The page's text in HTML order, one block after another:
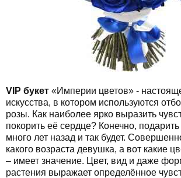
VIP букет «Империи цветов» -
искусства, в котором используются
розы. Как наиболее ярко выразить
покорить её сердце? Конечно,
много лет назад и так будет.
какого возраста девушка, а вот какие
– имеет значение. Цвет, вид и даже
растения выражает определённое